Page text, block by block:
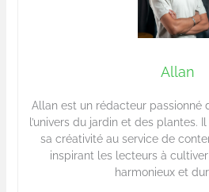
Allan
Allan est un rédacteur passionné
l’univers du jardin et des plantes.
sa créativité au service de
inspirant les lecteurs à
harmonieux et